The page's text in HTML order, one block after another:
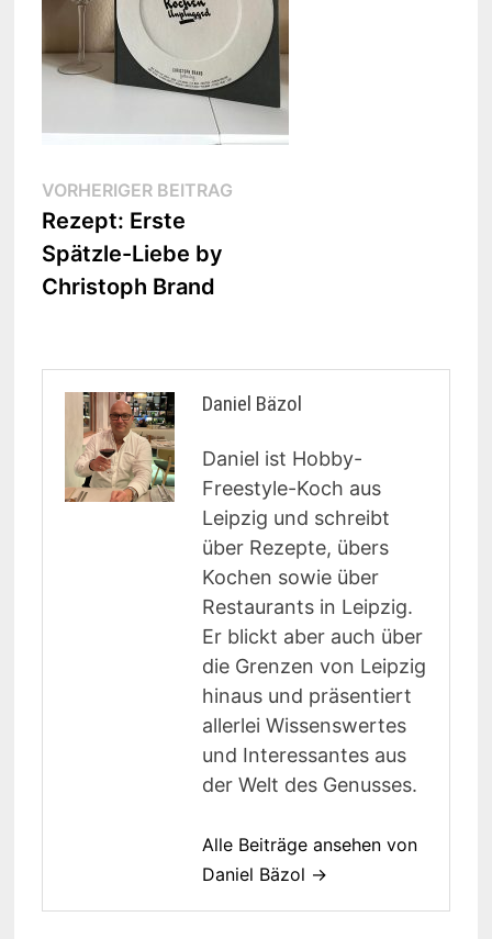
Beitragsnavigation
VORHERIGER BEITRAGVorheriger
Rezept: Erste
Spätzle-Liebe by
Christoph Brand
Daniel Bäzol
Daniel ist Hobby-
Freestyle-Koch aus
Leipzig und schreibt
über Rezepte, übers
Kochen sowie über
Restaurants in Leipzig.
Er blickt aber auch über
die Grenzen von Leipzig
hinaus und präsentiert
allerlei Wissenswertes
und Interessantes aus
der Welt des Genusses.
Alle Beiträge ansehen von
Daniel Bäzol →